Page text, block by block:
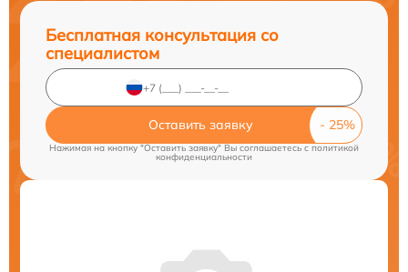
Бесплатная консультация со
специалистом
Оставить заявку
Нажимая на кнопку "Оставить заявку" Вы соглашаетесь c политикой
конфиденциальности